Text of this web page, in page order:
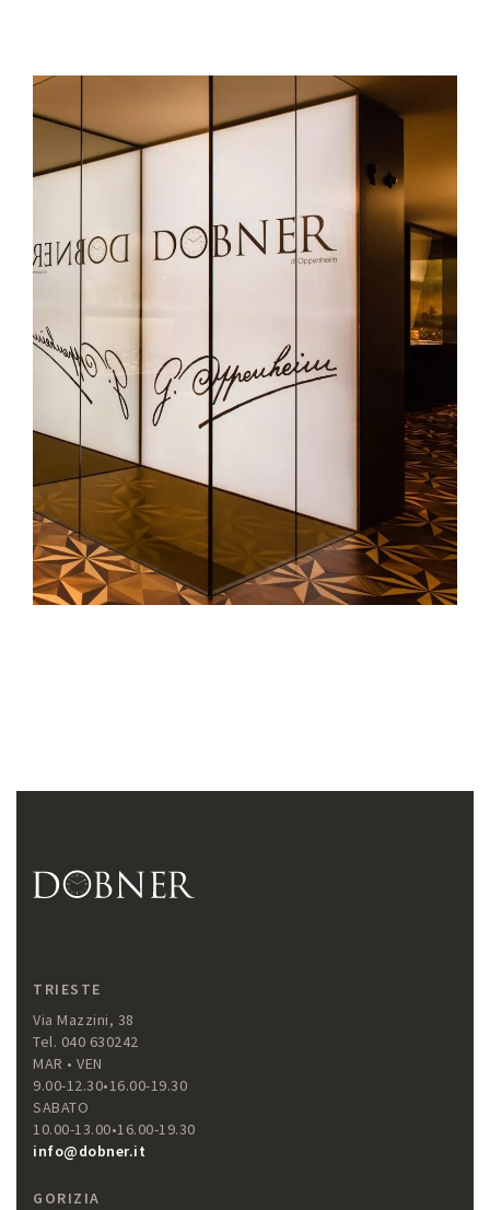
TRIESTE
Via Mazzini, 38
Tel. 040 630242
MAR • VEN
9.00-12.30•16.00-19.30
SABATO
10.00-13.00•16.00-19.30
info@dobner.it
GORIZIA